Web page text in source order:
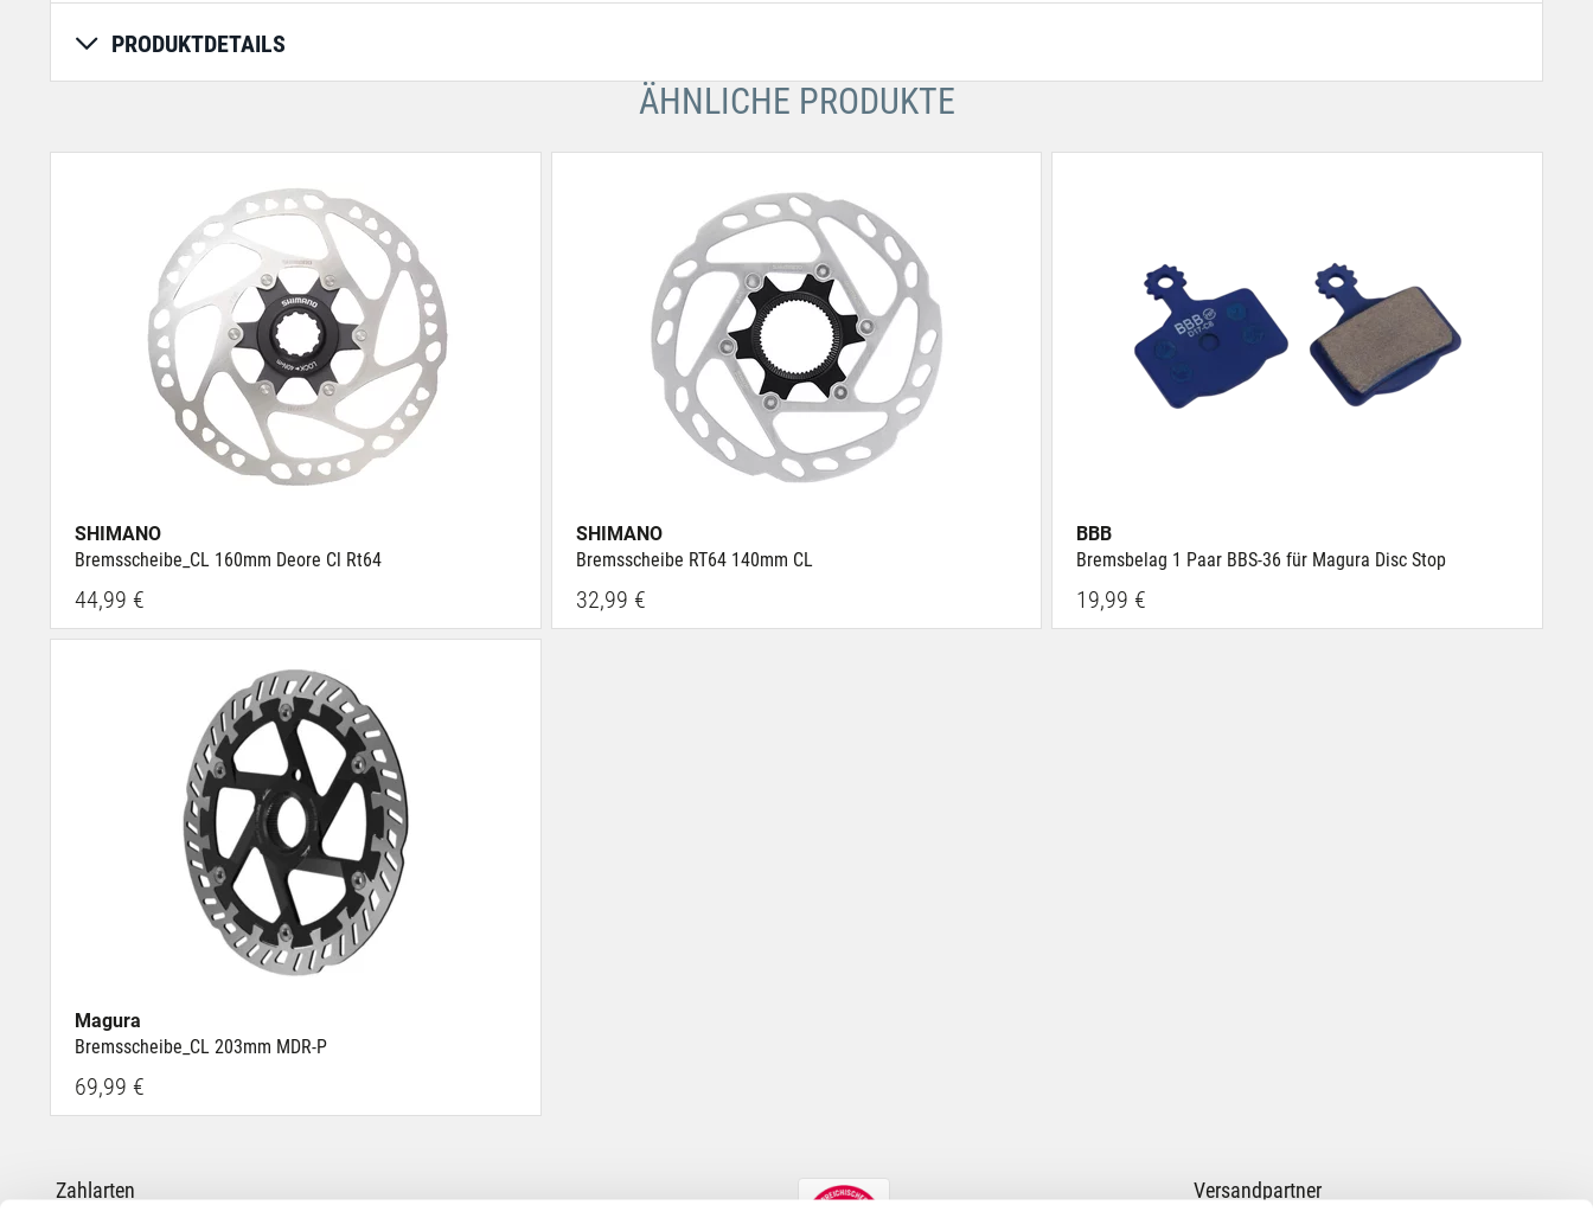
PRODUKTDETAILS
ÄHNLICHE PRODUKTE
SHIMANO
Bremsscheibe_CL 160mm Deore Cl Rt64
44,99 €
SHIMANO
Bremsscheibe RT64 140mm CL
32,99 €
BBB
Bremsbelag 1 Paar BBS-36 für Magura Disc Stop
19,99 €
Magura
Bremsscheibe_CL 203mm MDR-P
69,99 €
Zahlarten Versandpartner